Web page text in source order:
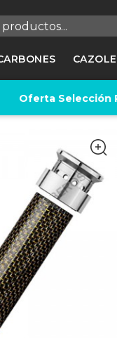
Oferta Selección
hacer login